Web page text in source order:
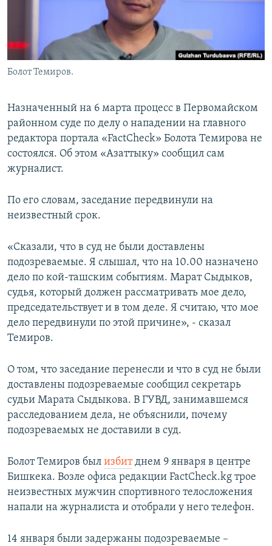
Болот Темиров.
Назначенный на 6 марта процесс в Первомайском
районном суде по делу о нападении на главного
редактора портала «FactCheck» Болота Темирова не
состоялся. Об этом «Азаттыку» сообщил сам
журналист.
По его словам, заседание передвинули на
неизвестный срок.
«Сказали, что в суд не были доставлены
подозреваемые. Я слышал, что на 10.00 назначено
дело по кой-ташским событиям. Марат Сыдыков,
судья, который должен рассматривать мое дело,
председательствует и в том деле. Я считаю, что мое
дело передвинули по этой причине», - сказал
Темиров.
О том, что заседание перенесли и что в суд не были
доставлены подозреваемые сообщил секретарь
судьи Марата Сыдыкова. В ГУВД, занимавшемся
расследованием дела, не объяснили, почему
подозреваемых не доставили в суд.
Болот Темиров был избитднем 9 января в центре
Бишкека. Возле офиса редакции FactCheck.kg трое
неизвестных мужчин спортивного телосложения
напали на журналиста и отобрали у него телефон.
14 января были задержаны подозреваемые –